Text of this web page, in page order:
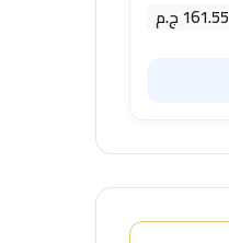
161.55 ج.م